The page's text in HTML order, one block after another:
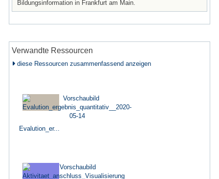
Bildungsinformation in Frankfurt am Main.
Verwandte Ressourcen
diese Ressourcen zusammenfassend anzeigen
Evalution_er...